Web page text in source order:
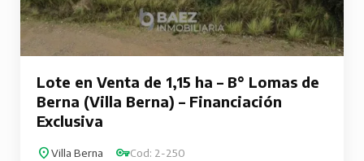
Lote en Venta de 1,15 ha – B° Lomas de
Berna (Villa Berna) – Financiación
Exclusiva
Villa Berna Cod: 2-250